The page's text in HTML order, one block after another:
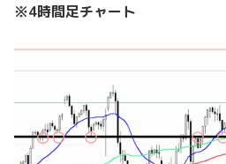
※4時間足チャート